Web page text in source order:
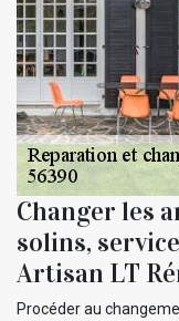
Changer les
solins,
Artisan LT
Procéder au